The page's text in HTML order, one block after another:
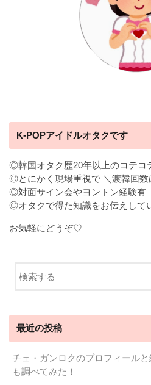
K-POPアイドルオタクです
◎韓国オタク歴20年以上のコテコ
◎とにかく現場重視で ＼渡韓回数
◎対面サイン会やヨントン経験有
◎オタクで得た知識をお伝えして
お気軽にどうぞ♡
最近の投稿
チェ・ガンロクのプロフィール
も調べてみた！